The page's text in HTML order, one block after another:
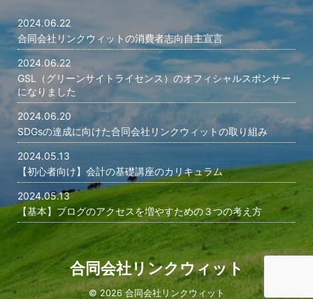
2024.06.22
合同会社リンクウィットの消費者志向自主宣言
2024.06.22
GSL（グリーンサイトライセンス）のオフィシャルスポンサー
になりました
2024.06.20
SDGsの達成に向けた合同会社リンクウィットの取り組み
2024.05.13
【初心者向け】会計の基礎講座のカリキュラム
2024.05.13
【基本】ブログのアクセスを増やすための３つの考え方
合同会社リンクウィット
© 2026 合同会社リンクウィット